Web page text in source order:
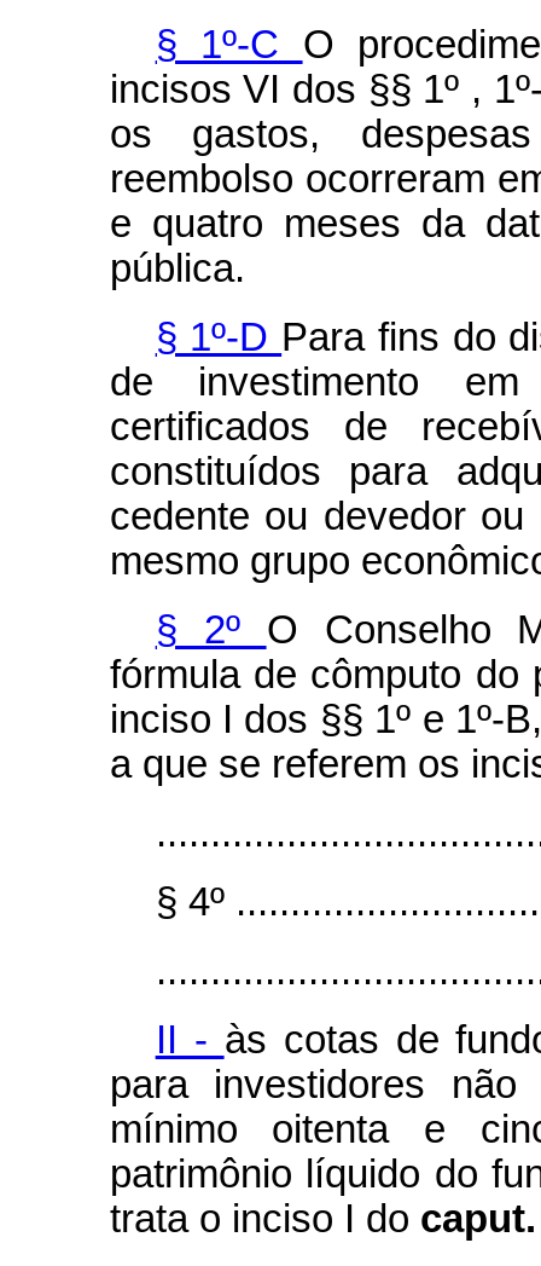
§ 1º-C O
incisos VI dos §§ 1º ,
os gastos,
reembolso ocorreram
e quatro meses da
pública.
§ 1º-D Para fins do
de investimento
certificados de
constituídos para
cedente ou devedor
mesmo grupo
§ 2º O Conselho
fórmula de cômputo
inciso I dos §§ 1º e 1º-
a que se referem os
§ 4º
II - às cotas de
para investidores
mínimo oitenta e
patrimônio líquido do
trata o inciso I do caput.